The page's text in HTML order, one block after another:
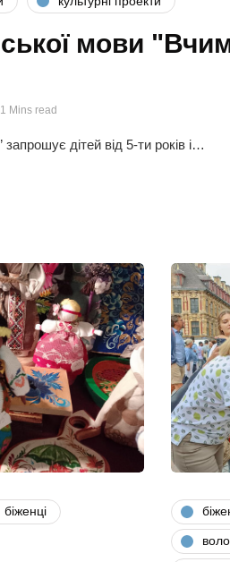
мови
1 Mins read
запрошує дітей від 5-ти років і…
біженці